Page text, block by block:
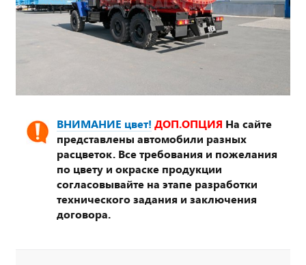
ВНИМАНИЕ цвет! ДОП.ОПЦИЯ На сайте
представлены автомобили разных
расцветок. Все требования и пожелания
по цвету и окраске продукции
согласовывайте на этапе разработки
технического задания и заключения
договора.